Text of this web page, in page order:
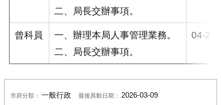
二、局長交辦事項。
曾科員
一、辦理本局人事管理業務。
二、局長交辦事項。
04-
市府分類： 一般行政 最後異動日期： 2026-03-09